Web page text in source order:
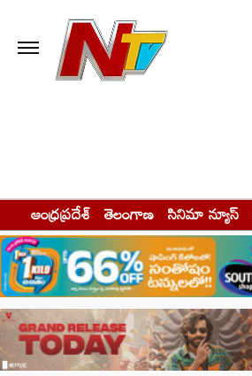
ఆంధ్రప్రదేశ్ తెలంగాణ సినిమా న్యూస్